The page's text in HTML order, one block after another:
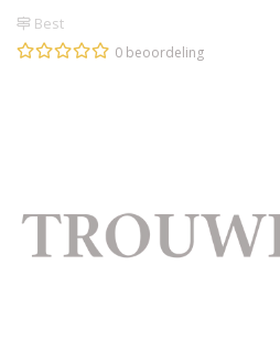
Best
0 beoordeling